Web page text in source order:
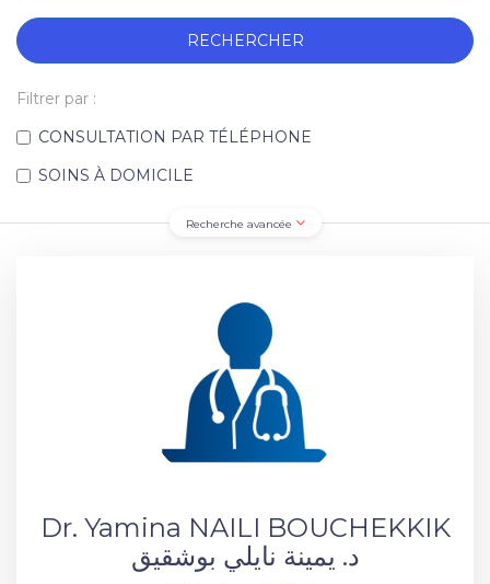
RECHERCHER
Filtrer par :
CONSULTATION PAR TÉLÉPHONE
SOINS À DOMICILE
Recherche avancée
Dr. Yamina NAILI BOUCHEKKIK
د. يمينة نايلي بوشقيق